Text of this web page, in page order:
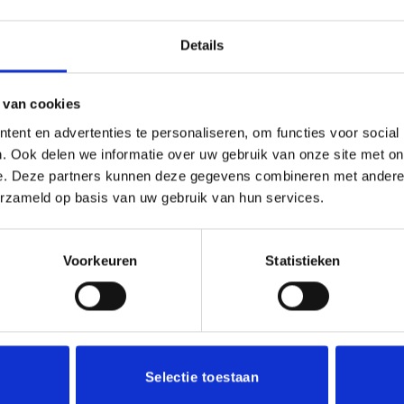
Details
cookies
en advertenties te personaliseren, om functies voor
Ook delen we informatie over uw gebruik van onze site met
Deze partners kunnen deze gegevens combineren met
op basis van uw gebruik van hun services.
Voorkeuren Statistieken
Selectie toestaan
op de beker.
Toevoegen
verlanglijst
Aanbieding!